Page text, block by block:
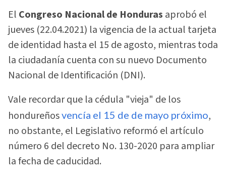
El Congreso Nacional de Honduras aprobó el
jueves (22.04.2021) la vigencia de la actual tarjeta
de identidad hasta el 15 de agosto, mientras toda
la ciudadanía cuenta con su nuevo Documento
Nacional de Identificación (DNI).
Vale recordar que la cédula "vieja" de los
hondureñosvencía el 15 de de mayo próximo,
no obstante, el Legislativo reformó el artículo
número 6 del decreto No. 130-2020 para ampliar
la fecha de caducidad.